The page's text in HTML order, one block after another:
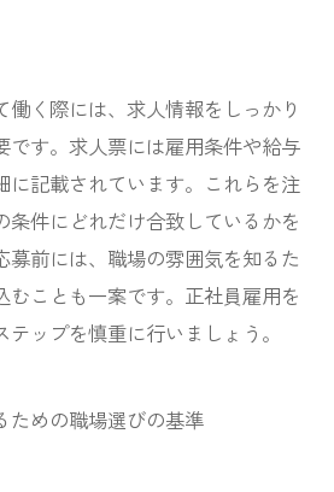
く際には、求人情報をしっかり
です。求人票には雇用条件や給与
に記載されています。これらを注
条件にどれだけ合致しているかを
募前には、職場の雰囲気を知るた
むことも一案です。正社員雇用を
ップを慎重に行いましょう。
ための職場選びの基準